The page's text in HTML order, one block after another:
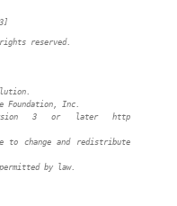
reserved.
Foundation, Inc.
version 3 or later http
change and redistribute
permitted by law.